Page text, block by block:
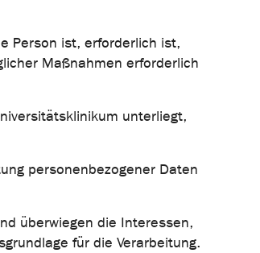
Person ist, erforderlich ist,
Maßnahmen erforderlich
unterliegt,
personenbezogener Daten
überwiegen die Interessen,
für die Verarbeitung.